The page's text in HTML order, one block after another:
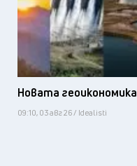
Новата геоикономика
09:10, 03 авг 26 / Idealisti